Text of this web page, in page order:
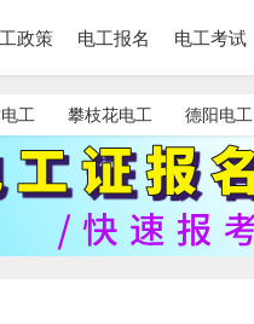
政策 电工报名 电工考试
工 攀枝花电工 德阳电工